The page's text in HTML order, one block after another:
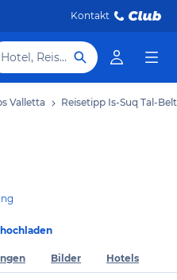
Kontakt
Hotel, Reiseziel
Valletta Reisetipp Is-Suq Tal-Belt
Bilder Hotels